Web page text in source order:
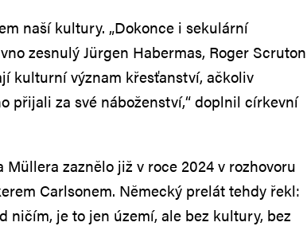
naší kultury. „Dokonce i sekulární
zesnulý Jürgen Habermas, Roger Scruton
kulturní význam křesťanství, ačkoliv
přijali za své náboženství,“ doplnil církevní
zaznělo již v roce 2024 v rozhovoru
Carlsonem. Německý prelát tehdy řekl:
ničím, je to jen území, ale bez kultury, bez